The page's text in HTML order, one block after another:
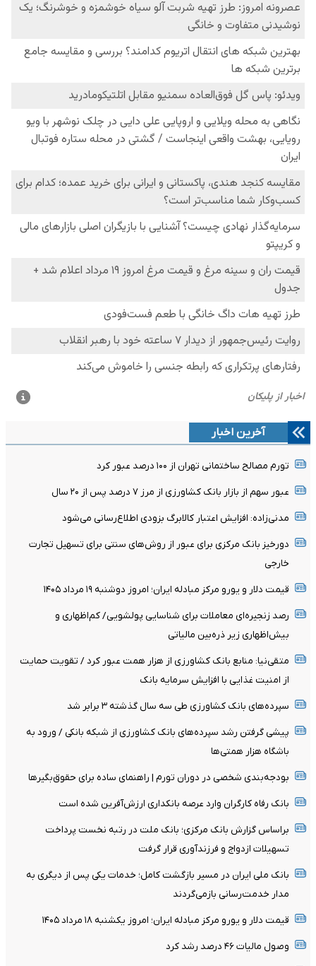
آخرین اخبار
تورم مصالح ساختمانی تهران از ۱۰۰ درصد عبور کرد
عبور سهم از بازار بانک کشاورزی از مرز ۷ درصد پس از ۲۰ سال
مدنی‌زاده: افزایش اعتبار کالابرگ بزودی اطلاع‌رسانی می‌شود
دورخیز بانک مرکزی برای عبور از روش‌های سنتی برای تسهیل تجارت
خارجی
قیمت دلار و یورو مرکز مبادله ایران؛ امروز دوشنبه ۱۹ مرداد ۱۴۰۵
رصد زنجیره‌ای معاملات برای شناسایی پولشویی/ کم‌اظهاری و
بیش‌اظهاری زیر ذره‌بین مالیاتی
متقی‌نیا: منابع بانک کشاورزی از هزار همت عبور کرد / تقویت حمایت
از امنیت غذایی با افزایش سرمایه بانک
سپرده‌های بانک کشاورزی طی سه سال گذشته ۳ برابر شد
پیشی گرفتن رشد سپرده‌های بانک کشاورزی از شبکه بانکی / ورود به
باشگاه هزار همتی‌ها
بودجه‌بندی شخصی در دوران تورم | راهنمای ساده برای حقوق‌بگیرها
بانک رفاه کارگران وارد عرصه بانکداری ارزش‌آفرین شده است
براساس گزارش بانک مرکزی؛ بانک ملت در رتبه نخست پرداخت
تسهیلات ازدواج و فرزندآوری قرار گرفت
بانک ملی ایران در مسیر بازگشت کامل؛ خدمات یکی پس از دیگری به
مدار خدمت‌رسانی بازمی‌گردند
قیمت دلار و یورو مرکز مبادله ایران؛ امروز یکشنبه ۱۸ مرداد ۱۴۰۵
وصول مالیات ۴۶ درصد رشد کرد